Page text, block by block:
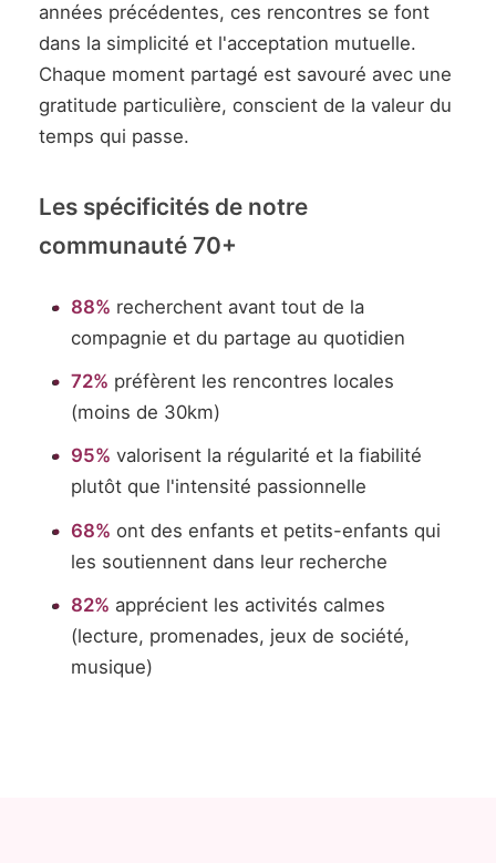
années précédentes, ces rencontres se font
dans la simplicité et l'acceptation mutuelle.
Chaque moment partagé est savouré avec une
gratitude particulière, conscient de la valeur du
temps qui passe.
Les spécificités de notre
communauté 70+
88% recherchent avant tout de la
compagnie et du partage au quotidien
72% préfèrent les rencontres locales
(moins de 30km)
95% valorisent la régularité et la fiabilité
plutôt que l'intensité passionnelle
68% ont des enfants et petits-enfants qui
les soutiennent dans leur recherche
82% apprécient les activités calmes
(lecture, promenades, jeux de société,
musique)